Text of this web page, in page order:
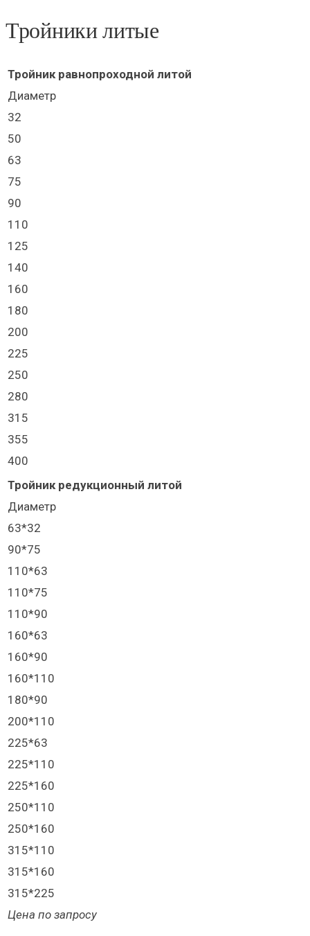
Тройники литые
Тройник равнопроходной литой
Диаметр
32
50
63
75
90
110
125
140
160
180
200
225
250
280
315
355
400
Тройник редукционный литой
Диаметр
63*32
90*75
110*63
110*75
110*90
160*63
160*90
160*110
180*90
200*110
225*63
225*110
225*160
250*110
250*160
315*110
315*160
315*225
Цена по запросу